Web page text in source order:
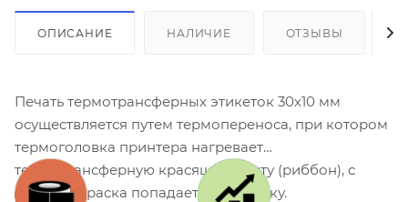
ОПИСАНИЕ НАЛИЧИЕ ОТЗЫВЫ
Печать термотрансферных этикеток 30х10 мм
осуществляется путем термопереноса, при котором
термоголовка принтера нагревает
термотрансферную красящую ленту (риббон), с
которой краска попадает на этикетку.